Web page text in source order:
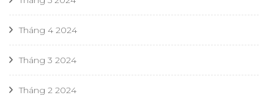
Tháng 4 2024
Tháng 3 2024
Tháng 2 2024